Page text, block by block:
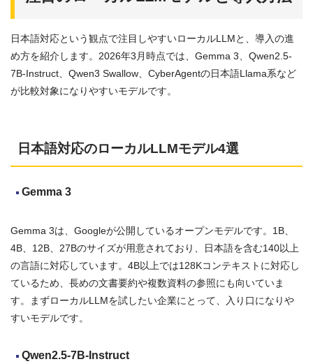
日本語対応という観点で注目しやすいローカルLLMと、導入の進
め方を紹介します。2026年3月時点では、Gemma 3、Qwen2.5-
7B-Instruct、Qwen3 Swallow、CyberAgentの日本語Llama系など
が比較対象になりやすいモデルです。
日本語対応のローカルLLMモデル4選
Gemma 3
Gemma 3は、Googleが公開しているオープンモデルです。1B、
4B、12B、27Bのサイズが用意されており、日本語を含む140以上
の言語に対応しています。4B以上では128Kコンテキストに対応し
ているため、長めの文書要約や複数資料の参照にも向いていま
す。まずローカルLLMを試したい企業にとって、入り口になりや
すいモデルです。
Qwen2.5-7B-Instruct